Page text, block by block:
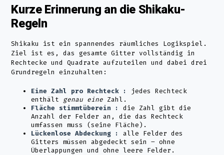
Kurze Erinnerung an die Shikaku-
Regeln
Shikaku ist ein spannendes räumliches Logikspiel.
Ziel ist es, das gesamte Gitter vollständig in
Rechtecke und Quadrate aufzuteilen und dabei drei
Grundregeln einzuhalten:
Eine Zahl pro Rechteck :
jedes Rechteck
enthält genau eine Zahl.
Fläche stimmtüberein :
die Zahl gibt die
Anzahl der Felder an, die das Rechteck
umfassen muss (seine Fläche).
Lückenlose Abdeckung :
alle Felder des
Gitters müssen abgedeckt sein – ohne
Überlappungen und ohne leere Felder.